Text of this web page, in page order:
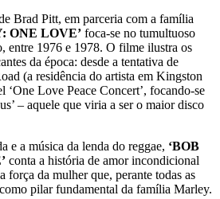
Brad Pitt, em parceria com a família
ONE LOVE’ foca-se no tumultuoso
entre 1976 e 1978. O filme ilustra os
da época: desde a tentativa de
(a residência do artista em Kingston
‘One Love Peace Concert’, focando-se
– aquele que viria a ser o maior disco
e a música da lenda do reggae, ‘BOB
conta a história de amor incondicional
força da mulher que, perante todas as
pilar fundamental da família Marley.